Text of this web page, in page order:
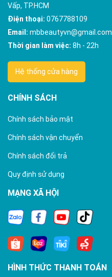
Vấp, TP.HCM
Điện thoại: 0767788109
Email: mbbeautyvn@gmail.com
Thời gian làm việc: 8h - 22h
Hệ thống cửa hàng
CHÍNH SÁCH
Chính sách bảo mật
Chính sách vận chuyển
Chính sách đổi trả
Quy định sử dụng
MẠNG XÃ HỘI
HÌNH THỨC THANH TOÁN